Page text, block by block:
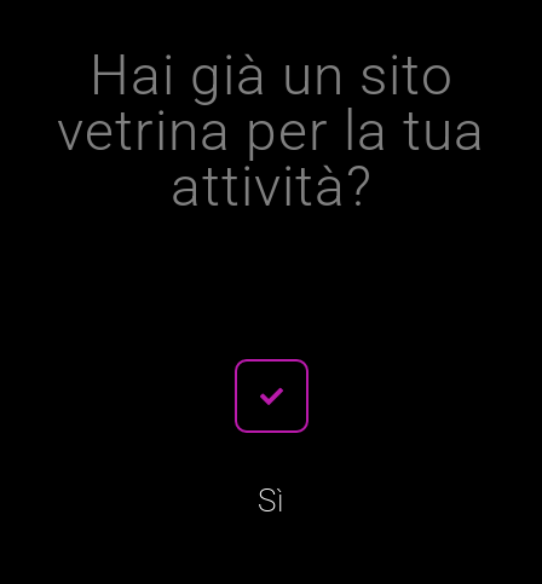
Hai già un sito
vetrina per la tua
attività?
Sì